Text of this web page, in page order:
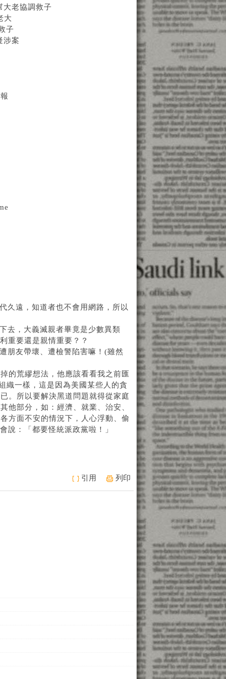
大老協調救子
大
子
涉案
久遠，知道者也不會用網路，所以
去，大義滅親者畢竟是少數異類
重要還是親情重要？？
朋友帶壞、遭檢警陷害嘛！(雖然
的荒繆想法，他應該看看我之前匯
織一樣，這是因為美國某些人的貪
。所以要解決黑道問題就得從家庭
他部分，如：經濟、就業、治安、
方面不安的情況下，人心浮動、偷
說：「都要怪統派政黨啦！」
引用 列印